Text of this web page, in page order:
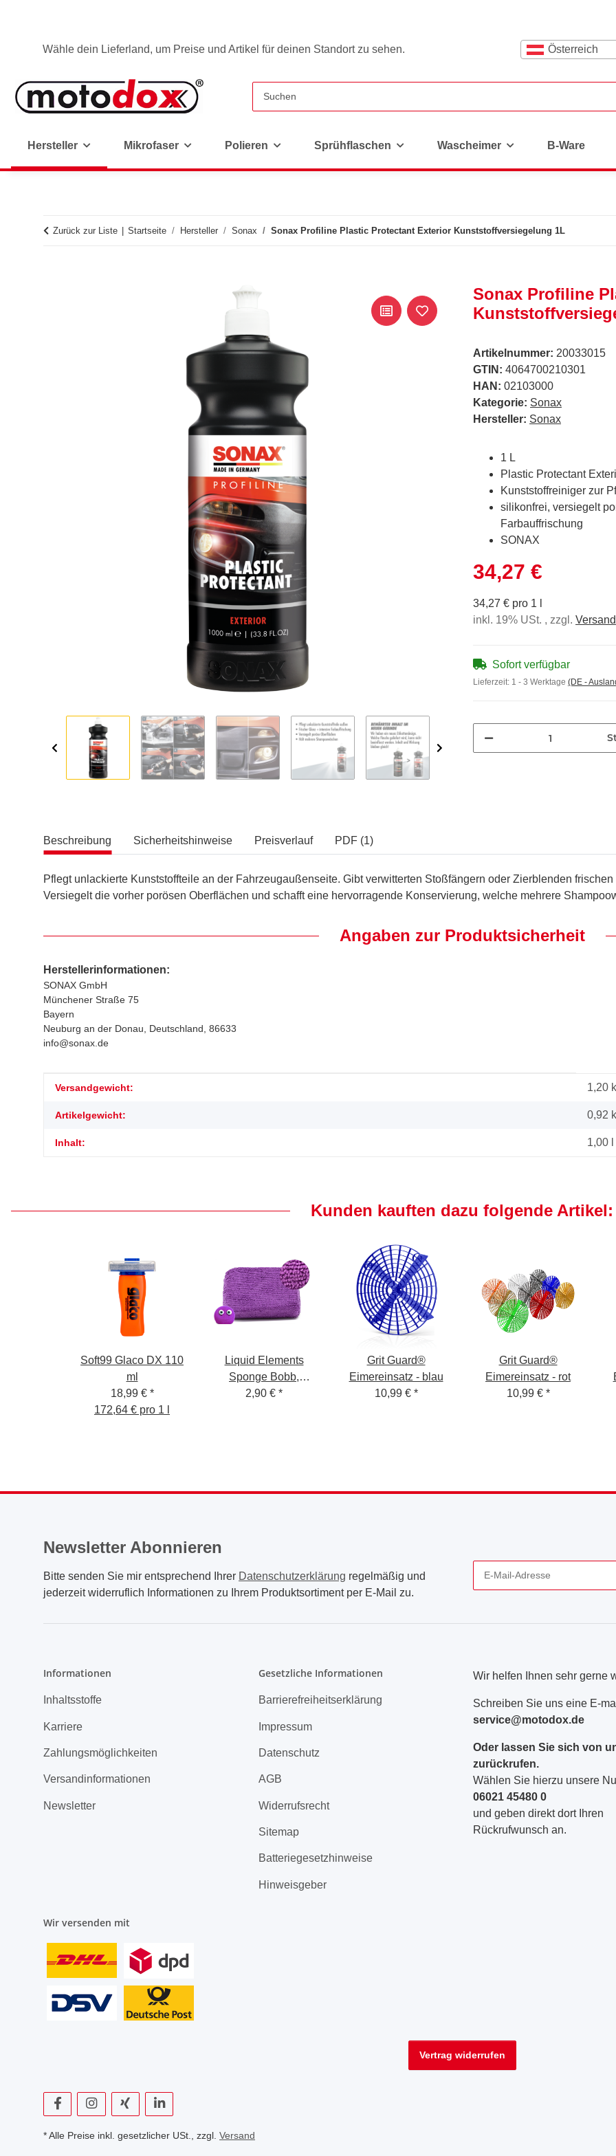
Wähle dein Lieferland, um Preise und Artikel für deinen Standort zu sehen. Österreich
Hersteller Mikrofaser Polieren Sprühflaschen Wascheimer B-Ware
Zurück zur Liste Startseite Hersteller Sonax Sonax Profiline Plastic Protectant Exterior Kunststoffversiegelung 1L
Sonax Profiline
Artikelnummer: 20033015
GTIN: 4064700210301
HAN: 02103000
Kategorie: Sonax
Hersteller: Sonax
1 L
Plastic Protectant
Kunststoffreiniger zur
silikonfrei, versiegelt
Farbauffrischung
SONAX
34,27 €
34,27 € pro 1 l
inkl. 19% USt. , zzgl. Versand
Sofort verfügbar
Lieferzeit: 1 - 3 Werktage (DE -
Beschreibung Sicherheitshinweise Preisverlauf PDF (1)
Pflegt unlackierte Kunststoffteile an der Fahrzeugaußenseite. Gibt verwitterten Stoßfängern oder Zierblenden
Versiegelt die vorher porösen Oberflächen und schafft eine hervorragende Konservierung, welche mehrere
Angaben zur Produktsicherheit
Herstellerinformationen:
SONAX GmbH
Münchener Straße 75
Bayern
Neuburg an der Donau, Deutschland, 86633
info@sonax.de
Produkteigenschaft
Wert
Versandgewicht: 1,20
Artikelgewicht: 0,92
Inhalt: 1,00 l
Kunden kauften dazu folgende Artikel:
Soft99 Glaco DX 110
ml
18,99 € *
172,64 € pro 1 l
Liquid Elements
Sponge Bobb,
Mikrofaser
2,90 € *
Grit Guard®
Eimereinsatz - blau
10,99 € *
Grit Guard®
Eimereinsatz - rot
10,99 € *
Newsletter Abonnieren
Bitte senden Sie mir entsprechend Ihrer Datenschutzerklärung regelmäßig und
jederzeit widerruflich Informationen zu Ihrem Produktsortiment per E-Mail zu.
Informationen
Inhaltsstoffe
Karriere
Zahlungsmöglichkeiten
Versandinformationen
Newsletter
Gesetzliche Informationen
Barrierefreiheitserklärung
Impressum
Datenschutz
AGB
Widerrufsrecht
Sitemap
Batteriegesetzhinweise
Hinweisgeber
Wir helfen Ihnen sehr gerne
Schreiben Sie uns eine E-
service@motodox.de
Oder lassen Sie sich von
zurückrufen.
Wählen Sie hierzu unsere
06021 45480 0
und geben direkt dort Ihren
Rückrufwunsch an.
Wir versenden mit
Vertrag widerrufen
* Alle Preise inkl. gesetzlicher USt., zzgl. Versand